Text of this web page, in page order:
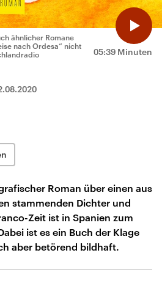
05:39 Minuten
ähnlicher Romane
nach Ordesa“ nicht
Roman über einen aus
stammenden Dichter und
Zeit ist in Spanien zum
ist es ein Buch der Klage
aber betörend bildhaft.